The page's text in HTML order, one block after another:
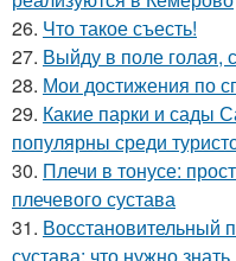
26. Что такое съесть!
27. Выйду в поле голая,
28. Мои достижения по
29. Какие парки и сады
популярны среди
30. Плечи в тонусе:
плечевого сустава
31. Восстановительный